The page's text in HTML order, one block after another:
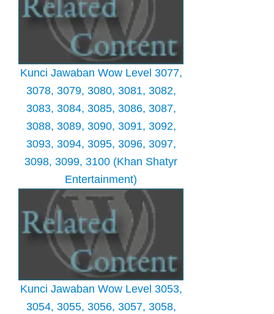
Kunci Jawaban Wow Level 3077,
3078, 3079, 3080, 3081, 3082,
3083, 3084, 3085, 3086, 3087,
3088, 3089, 3090, 3091, 3092,
3093, 3094, 3095, 3096, 3097,
3098, 3099, 3100 (Khan Shatyr
Entertainment)
Kunci Jawaban Wow Level 3053,
3054, 3055, 3056, 3057, 3058,